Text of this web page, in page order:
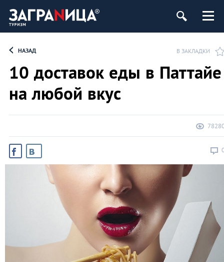
НАЗАД В ЗАКЛАДКИ
10 доставок еды в Паттайе
на любой вкус